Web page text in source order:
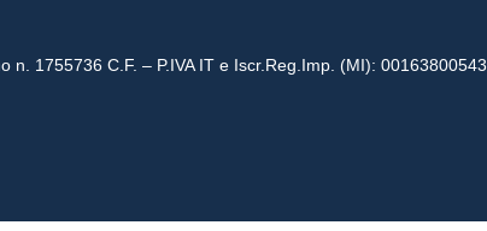
n. 1755736 C.F. – P.IVA IT e Iscr.Reg.Imp. (MI): 00163800543